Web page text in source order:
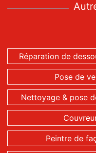
Réparation de
Pose de
Nettoyage & pose
Peintre de